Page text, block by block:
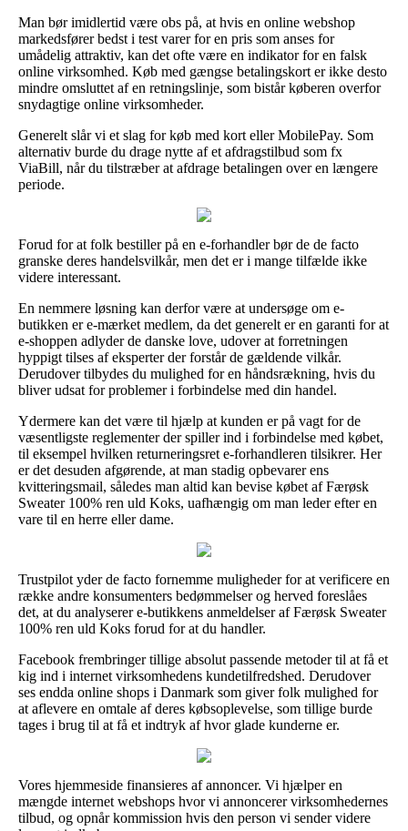
Man bør imidlertid være obs på, at hvis en online webshop
markedsfører bedst i test varer for en pris som anses for
umådelig attraktiv, kan det ofte være en indikator for en falsk
online virksomhed. Køb med gængse betalingskort er ikke desto
mindre omsluttet af en retningslinje, som bistår køberen overfor
snydagtige online virksomheder.
Generelt slår vi et slag for køb med kort eller MobilePay. Som
alternativ burde du drage nytte af et afdragstilbud som fx
ViaBill, når du tilstræber at afdrage betalingen over en længere
periode.
Forud for at folk bestiller på en e-forhandler bør de de facto
granske deres handelsvilkår, men det er i mange tilfælde ikke
videre interessant.
En nemmere løsning kan derfor være at undersøge om e-
butikken er e-mærket medlem, da det generelt er en garanti for at
e-shoppen adlyder de danske love, udover at forretningen
hyppigt tilses af eksperter der forstår de gældende vilkår.
Derudover tilbydes du mulighed for en håndsrækning, hvis du
bliver udsat for problemer i forbindelse med din handel.
Ydermere kan det være til hjælp at kunden er på vagt for de
væsentligste reglementer der spiller ind i forbindelse med købet,
til eksempel hvilken returneringsret e-forhandleren tilsikrer. Her
er det desuden afgørende, at man stadig opbevarer ens
kvitteringsmail, således man altid kan bevise købet af Færøsk
Sweater 100% ren uld Koks, uafhængig om man leder efter en
vare til en herre eller dame.
Trustpilot yder de facto fornemme muligheder for at verificere en
række andre konsumenters bedømmelser og herved foreslåes
det, at du analyserer e-butikkens anmeldelser af Færøsk Sweater
100% ren uld Koks forud for at du handler.
Facebook frembringer tillige absolut passende metoder til at få et
kig ind i internet virksomhedens kundetilfredshed. Derudover
ses endda online shops i Danmark som giver folk mulighed for
at aflevere en omtale af deres købsoplevelse, som tillige burde
tages i brug til at få et indtryk af hvor glade kunderne er.
Vores hjemmeside finansieres af annoncer. Vi hjælper en
mængde internet webshops hvor vi annoncerer virksomhedernes
tilbud, og opnår kommission hvis den person vi sender videre